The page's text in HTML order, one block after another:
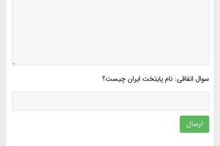
سوال اتفاقی: نام پایتخت ایران چیست؟
ارسال